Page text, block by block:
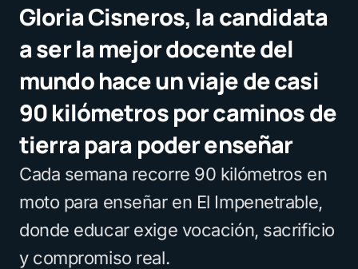
Gloria Cisneros, la candidata
a ser la mejor docente del
mundo hace un viaje de casi
90 kilómetros por caminos de
tierra para poder enseñar
Cada semana recorre 90 kilómetros en
moto para enseñar en El Impenetrable,
donde educar exige vocación, sacrificio
y compromiso real.